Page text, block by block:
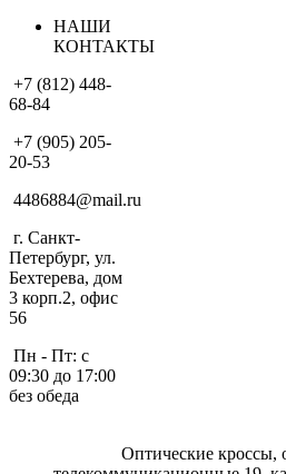
НАШИ
КОНТАКТЫ
+7 (812) 448-
68-84
+7 (905) 205-
20-53
4486884@mail.ru
г. Санкт-
Петербург, ул.
Бехтерева, дом
3 корп.2, офис
56
Пн - Пт: с
09:30 до 17:00
без обеда
Оптические